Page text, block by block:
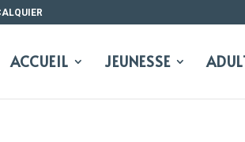
ACCUEIL JEUNESSE